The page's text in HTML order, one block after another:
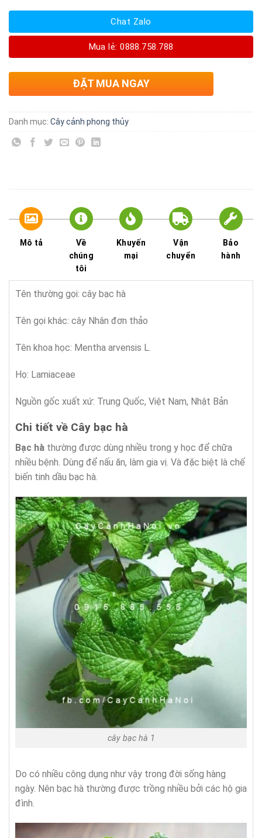
Chat Zalo
Mua lẻ: 0888.758.788
ĐẶT MUA NGAY
Danh mục: Cây cảnh phong thủy
Mô tả
Về
chúng
tôi
Khuyến
mại
Vận
chuyển
Bảo
hành
Tên thường gọi: cây bạc hà
Tên gọi khác: cây Nhân đơn thảo
Tên khoa học: Mentha arvensis L.
Họ: Lamiaceae
Nguồn gốc xuất xứ: Trung Quốc, Việt Nam, Nhật Bản
Chi tiết về Cây bạc hà
Bạc hà thường được dùng nhiều trong y học để chữa
nhiều bệnh. Dùng để nấu ăn, làm gia vị. Và đặc biệt là chế
biến tinh dầu bạc hà.
cây bạc hà 1
Do có nhiều công dụng như vậy trong đời sống hàng
ngày. Nên bạc hà thường được trồng nhiều bởi các hộ gia
đình.